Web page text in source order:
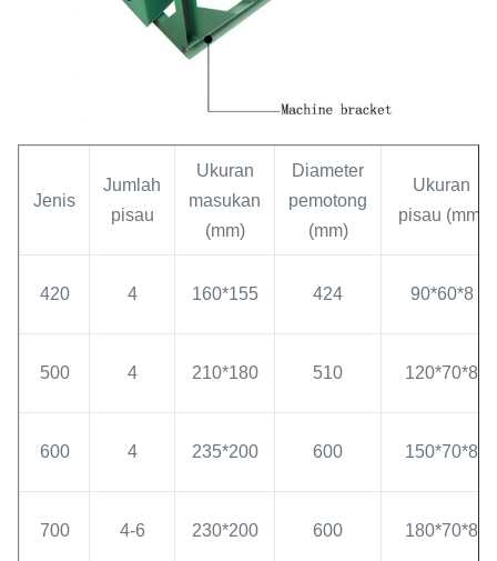
Jenis
Jumlah
pisau
Ukuran
masukan
(mm)
Diameter
pemotong
(mm)
Ukuran
pisau (mm)
420 4 160*155 424 90*60*8
500 4 210*180 510 120*70*8
600 4 235*200 600 150*70*8
700 4-6 230*200 600 180*70*8